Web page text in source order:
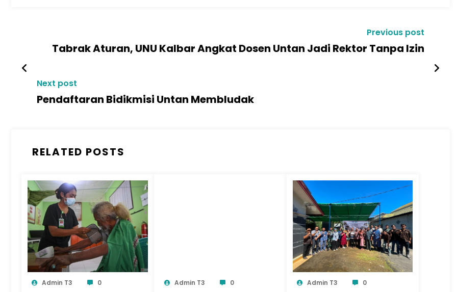
Previous post
Tabrak Aturan, UNU Kalbar Angkat Dosen Untan Jadi Rektor Tanpa Izin
Next post
Pendaftaran Bidikmisi Untan Membludak
RELATED POSTS
Admin T3 0 Admin T3 0 Admin T3 0